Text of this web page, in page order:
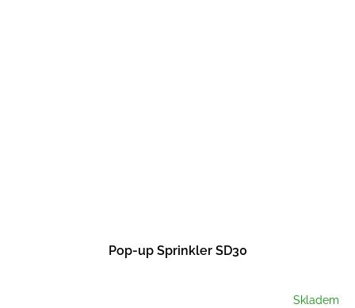
Pop-up Sprinkler SD30
Skladem